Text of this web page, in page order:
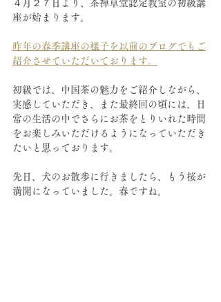
４月２７日より、茶禅草堂認定教室の初級講
座が始まります。
昨年の春季講座の様子を以前のブログでもご
紹介させていただいております。
初級では、中国茶の魅力をご紹介しながら、
実感していただき、また最終回の頃には、日
常の生活の中でさらにお茶をとりいれた時間
をお楽しみいただけるようになっていただき
たいと思っております。
先日、犬のお散歩に行きましたら、もう桜が
満開になっていました。春ですね。